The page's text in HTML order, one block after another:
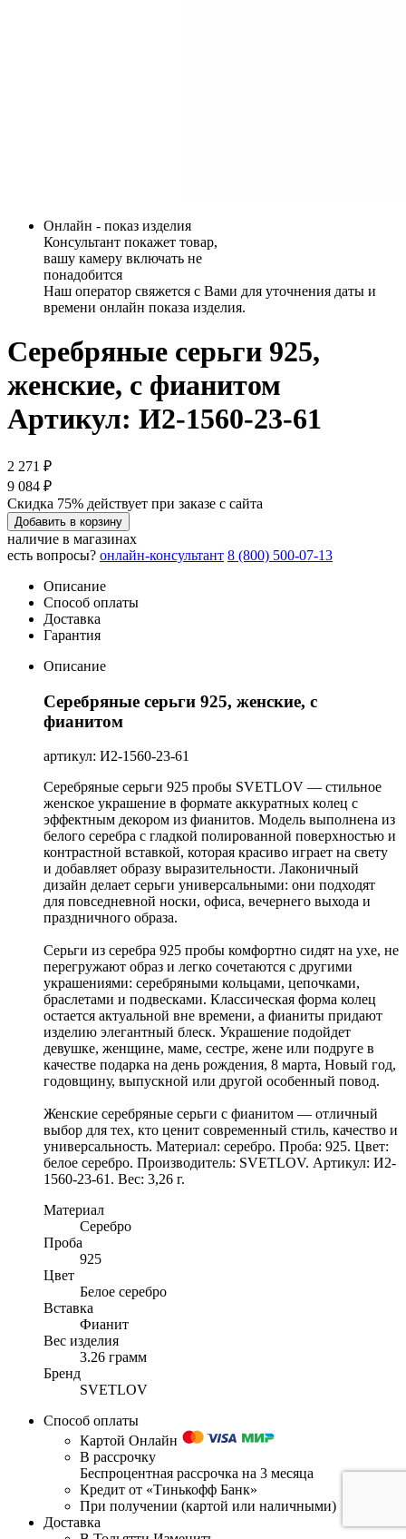
Онлайн - показ изделия
Консультант покажет товар,
вашу камеру включать не
понадобится
Наш оператор свяжется с Вами для уточнения даты и
времени онлайн показа изделия.
Серебряные серьги 925,
женские, с фианитом
Артикул: И2-1560-23-61
2 271 ₽
9 084 ₽
Скидка 75% действует при заказе с сайта
Добавить в корзину
наличие в магазинах
есть вопросы? онлайн-консультант 8 (800) 500-07-13
Описание
Способ оплаты
Доставка
Гарантия
Описание
Серебряные серьги 925, женские, с
фианитом
артикул: И2-1560-23-61
Серебряные серьги 925 пробы SVETLOV — стильное
женское украшение в формате аккуратных колец с
эффектным декором из фианитов. Модель выполнена из
белого серебра с гладкой полированной поверхностью и
контрастной вставкой, которая красиво играет на свету
и добавляет образу выразительности. Лаконичный
дизайн делает серьги универсальными: они подходят
для повседневной носки, офиса, вечернего выхода и
праздничного образа.
Серьги из серебра 925 пробы комфортно сидят на ухе, не
перегружают образ и легко сочетаются с другими
украшениями: серебряными кольцами, цепочками,
браслетами и подвесками. Классическая форма колец
остается актуальной вне времени, а фианиты придают
изделию элегантный блеск. Украшение подойдет
девушке, женщине, маме, сестре, жене или подруге в
качестве подарка на день рождения, 8 марта, Новый год,
годовщину, выпускной или другой особенный повод.
Женские серебряные серьги с фианитом — отличный
выбор для тех, кто ценит современный стиль, качество и
универсальность. Материал: серебро. Проба: 925. Цвет:
белое серебро. Производитель: SVETLOV. Артикул: И2-
1560-23-61. Вес: 3,26 г.
Материал
Серебро
Проба
925
Цвет
Белое серебро
Вставка
Фианит
Вес изделия
3.26 грамм
Бренд
SVETLOV
Способ оплаты
Картой Онлайн
В рассрочку
Беспроцентная рассрочка на 3 месяца
Кредит от «Тинькофф Банк»
При получении (картой или наличными)
Доставка